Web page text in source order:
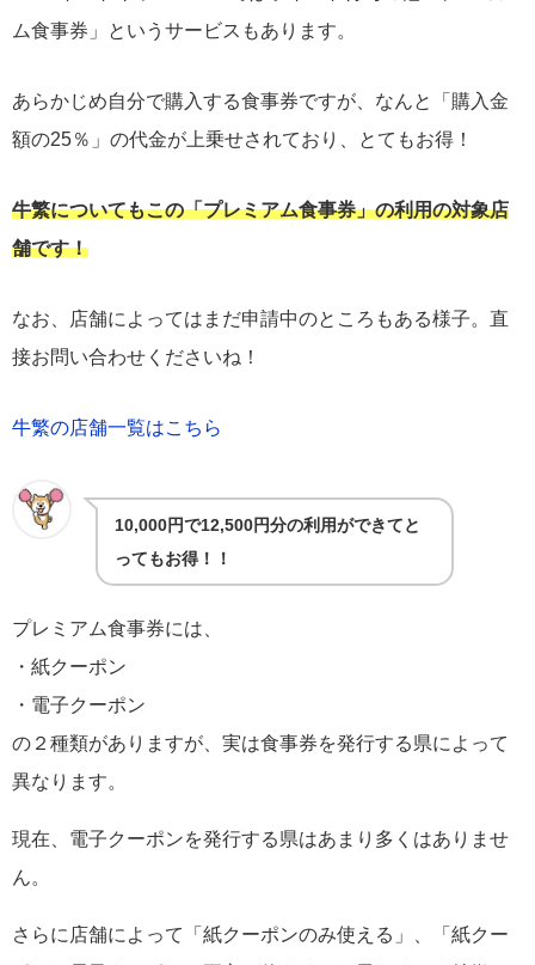
ム食事券」というサービスもあります。
あらかじめ自分で購入する食事券ですが、なんと「購入金
額の25％」の代金が上乗せされており、とてもお得！
牛繁についてもこの「プレミアム食事券」の利用の対象店
舗です！
なお、店舗によってはまだ申請中のところもある様子。直
接お問い合わせくださいね！
牛繁の店舗一覧はこちら
10,000円で12,500円分の利用ができてと
ってもお得！！
プレミアム食事券には、
・紙クーポン
・電子クーポン
の２種類がありますが、実は食事券を発行する県によって
異なります。
現在、電子クーポンを発行する県はあまり多くはありませ
ん。
さらに店舗によって「紙クーポンのみ使える」、「紙クー